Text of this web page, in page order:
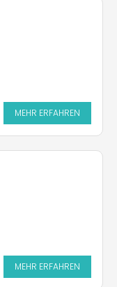
MEHR ERFAHREN
MEHR ERFAHREN